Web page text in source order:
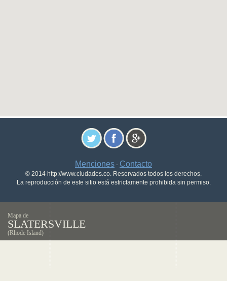
Menciones - Contacto
© 2014 http://www.ciudades.co. Reservados todos los derechos.
La reproducción de este sitio está estrictamente prohibida sin permiso.
Mapa de
SLATERSVILLE
(Rhode Island)